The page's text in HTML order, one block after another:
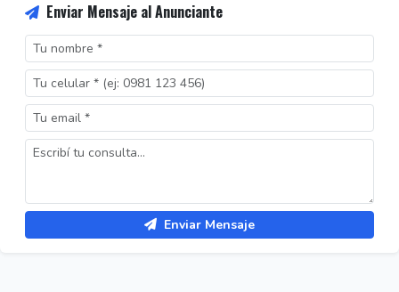
Enviar Mensaje al Anunciante
Enviar Mensaje